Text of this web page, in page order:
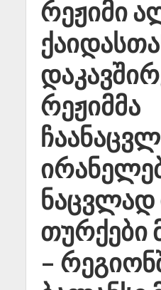
რეჟიმი
რეჟიმმა
ნაცვლად
თურქები
–